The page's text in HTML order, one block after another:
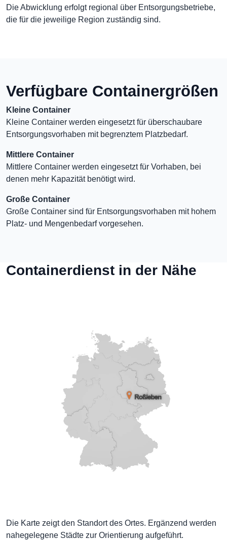
Die Abwicklung erfolgt regional über Entsorgungsbetriebe,
die für die jeweilige Region zuständig sind.
Verfügbare Containergrößen
Kleine Container
Kleine Container werden eingesetzt für überschaubare
Entsorgungsvorhaben mit begrenztem Platzbedarf.
Mittlere Container
Mittlere Container werden eingesetzt für Vorhaben, bei
denen mehr Kapazität benötigt wird.
Große Container
Große Container sind für Entsorgungsvorhaben mit hohem
Platz- und Mengenbedarf vorgesehen.
Containerdienst in der Nähe
Die Karte zeigt den Standort des Ortes. Ergänzend werden
nahegelegene Städte zur Orientierung aufgeführt.